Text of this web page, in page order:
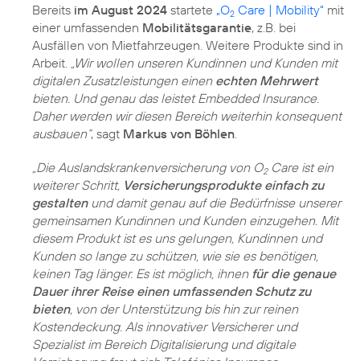
Bereits im August 2024 startete „O2 Care | Mobility“ mit
einer umfassenden Mobilitätsgarantie, z.B. bei
Ausfällen von Mietfahrzeugen. Weitere Produkte sind in
Arbeit.
„Wir wollen unseren Kundinnen und Kunden mit
digitalen Zusatzleistungen einen echten Mehrwert
bieten. Und genau das leistet Embedded Insurance.
Daher werden wir diesen Bereich weiterhin konsequent
ausbauen“, sagt Markus von Böhlen
„Die Auslandskrankenversicherung von O2Care ist ein
weiterer Schritt, Versicherungsprodukte einfach zu
gestaltenund damit genau auf die Bedürfnisse unserer
gemeinsamen Kundinnen und Kunden einzugehen. Mit
diesem Produkt ist es uns gelungen, Kundinnen und
Kunden so lange zu schützen, wie sie es benötigen,
keinen Tag länger. Es ist möglich, ihnen für die genaue
Dauer ihrer Reise einen umfassenden Schutz zu
bieten, von der Unterstützung bis hin zur reinen
Kostendeckung. Als innovativer Versicherer und
Spezialist im Bereich Digitalisierung und digitale